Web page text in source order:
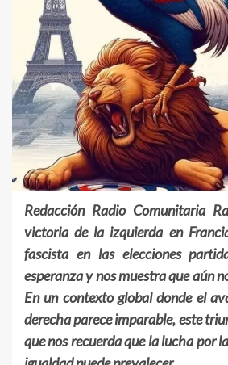
Redacción Radio Comunitaria
victoria de la izquierda en
fascista en las elecciones
esperanza y nos muestra que aún
En un contexto global donde el
derecha parece imparable, este
que nos recuerda que la lucha por